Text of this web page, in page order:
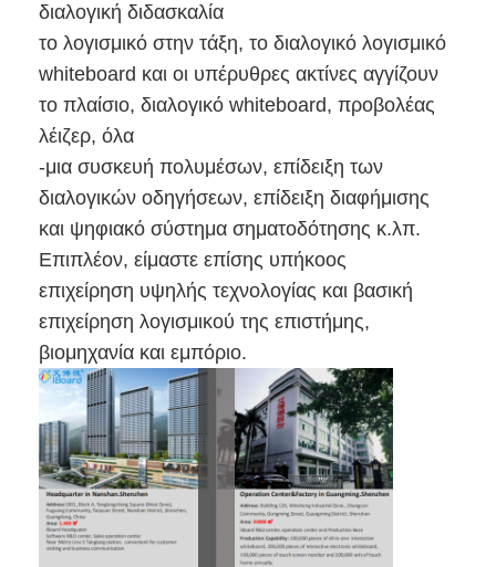
Εμφάνιση VR
Σχετικά με εμάς
Γύρος εργοστασίων
Ποιοτικός έλεγχος
Νέα
Όλες οι περιπτώσεις
Blog
Μιλήστε τώρα.
Iboard διαλογικό Whiteboard
στο διαλογικό whiteboard
διαλογική διδασκαλία
το λογισμικό στην τάξη, το διαλογικό λογισμικό
whiteboard και οι υπέρυθρες ακτίνες αγγίζουν
το πλαίσιο, διαλογικό whiteboard, προβολέας
λέιζερ, όλα
-μια συσκευή πολυμέσων, επίδειξη των
διαλογικών οδηγήσεων, επίδειξη διαφήμισης
και ψηφιακό σύστημα σηματοδότησης κ.λπ.
Επιπλέον, είμαστε επίσης υπήκοος
επιχείρηση υψηλής τεχνολογίας και βασική
επιχείρηση λογισμικού της επιστήμης,
βιομηχανία και εμπόριο.